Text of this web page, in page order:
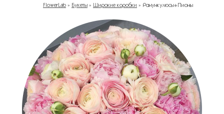
FlowerLab » Букеты » Широкие коробки » Ранункулюсы+Пионы